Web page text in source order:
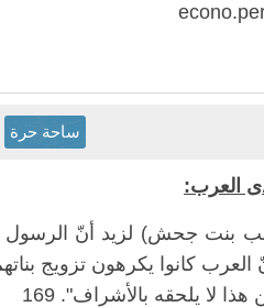
ساحة حرة
العرب:
بنت جحش) لزيد أنّ الرسول
كانوا يكرهون تزويج
لا يلحقه بالأشراف". 169